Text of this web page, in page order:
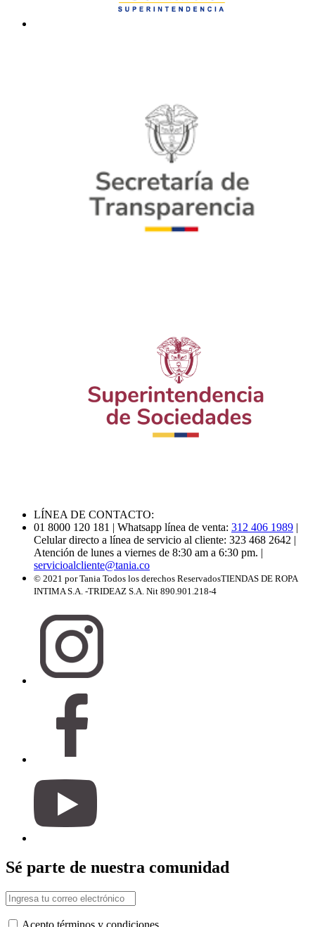
LÍNEA DE CONTACTO:
01 8000 120 181 | Whatsapp línea de venta: 312 406 1989 |
Celular directo a línea de servicio al cliente: 323 468 2642 |
Atención de lunes a viernes de 8:30 am a 6:30 pm. |
servicioalcliente@tania.co
© 2021 por Tania Todos los derechos ReservadosTIENDAS DE ROPA
INTIMA S.A. -TRIDEAZ S.A. Nit 890.901.218-4
Sé parte de nuestra comunidad